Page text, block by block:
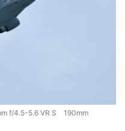
f/4.5-5.6 VR S 190mm